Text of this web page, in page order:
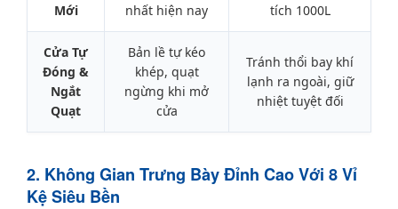
Mới
nhất hiện nay
tích 1000L
Cửa Tự
Đóng &
Ngắt
Quạt
Bản lề tự kéo
khép, quạt
ngừng khi mở
cửa
Tránh thổi bay khí
lạnh ra ngoài, giữ
nhiệt tuyệt đối
2. Không Gian Trưng Bày Đỉnh Cao Với 8 Vỉ
Kệ Siêu Bền